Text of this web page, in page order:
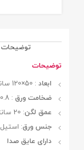
توضیحات
توضیحات
ابعاد : 50×120 سانتیمتر
ضخامت ورق : 0.8 میلیمتر
عمق لگن: 20 سانتیمتر
جنس ورق: استیل 18/10 ضد زنگ
دارای عایق صدا